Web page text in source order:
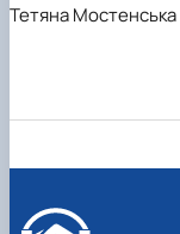
Тетяна Мостенська